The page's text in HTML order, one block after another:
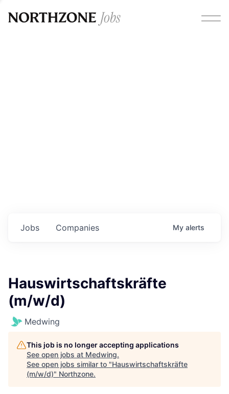
Jobs Companies My alerts
Hauswirtschaftskräfte
(m/w/d)
Medwing
This job is no longer accepting applications
See open jobs at Medwing.
See open jobs similar to "Hauswirtschaftskräfte
(m/w/d)" Northzone.